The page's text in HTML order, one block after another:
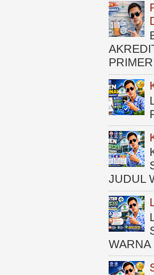
JUDUL